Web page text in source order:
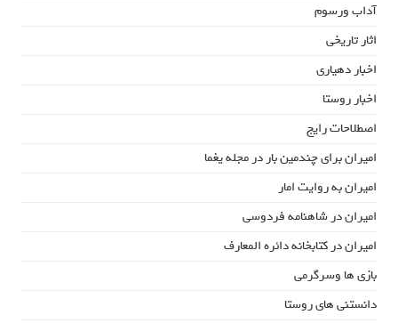
آداب ورسوم
اثار تاریخی
اخبار دهیاری
اخبار روستا
اصطلاحات رایج
امیران برای چندمین بار در مجله یغما
امیران به روایت امار
امیران در شاهنامه فردوسی
امیران در کتابخانه دائره المعارف
بازی ها وسرگرمی
دانستنی های روستا